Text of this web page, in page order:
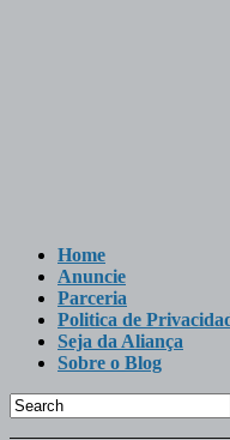
Home
Anuncie
Parceria
Politica de
Seja da Aliança
Sobre o Blog